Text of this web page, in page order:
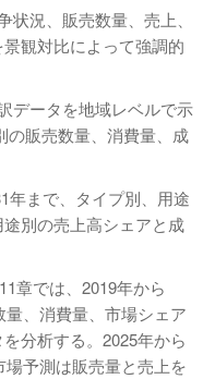
況、販売数量、売上、
観対比によって強調的
データを地域レベルで示
の販売数量、消費量、成
年まで、タイプ別、用途
別の売上高シェアと成
章では、2019年から
、消費量、市場シェア
分析する。2025年から
予測は販売量と売上を